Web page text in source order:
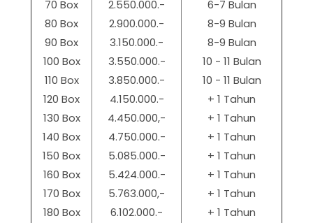
70 Box
80 Box
90 Box
100 Box
110 Box
120 Box
130 Box
140 Box
150 Box
160 Box
170 Box
180 Box
2.550.000.-
2.900.000.-
3.150.000.-
3.550.000.-
3.850.000.-
4.150.000.-
4.450.000,-
4.750.000.-
5.085.000.-
5.424.000.-
5.763.000,-
6.102.000.-
6-7 Bulan
8-9 Bulan
8-9 Bulan
10 - 11 Bulan
10 - 11 Bulan
+ 1 Tahun
+ 1 Tahun
+ 1 Tahun
+ 1 Tahun
+ 1 Tahun
+ 1 Tahun
+ 1 Tahun